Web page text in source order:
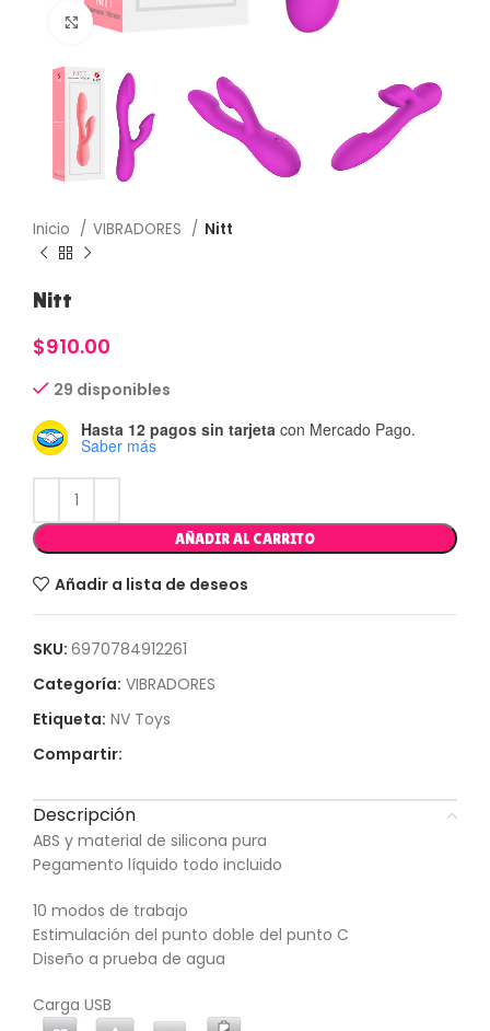
Haga Click para agrandar
Inicio VIBRADORES Nitt
Nitt
$910.00
29 disponibles
Hasta 12 pagos sin tarjeta con Mercado Pago.
Saber más
AÑADIR AL CARRITO
Añadir a lista de deseos
SKU: 6970784912261
Categoría: VIBRADORES
Etiqueta: NV Toys
Compartir:
Descripción
ABS y material de silicona pura
Pegamento líquido todo incluido
10 modos de trabajo
Estimulación del punto doble del punto C
Diseño a prueba de agua
Carga USB